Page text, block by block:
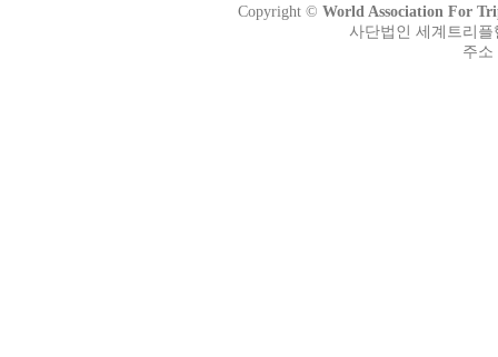
Copyright © World Association For
사단법인 세계트리
주소